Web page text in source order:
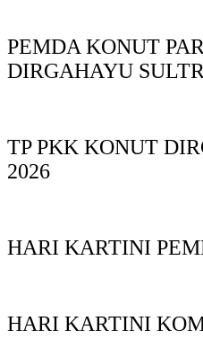
PEMDA KONUT
DIRGAHAYU
TP PKK KONUT
2026
HARI KARTINI
HARI KARTINI